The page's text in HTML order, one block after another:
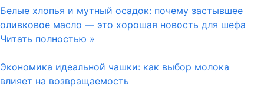
Белые хлопья и мутный осадок: почему застывшее
оливковое масло — это хорошая новость для шефа
Читать полностью »
Экономика идеальной чашки: как выбор молока
влияет на возвращаемость